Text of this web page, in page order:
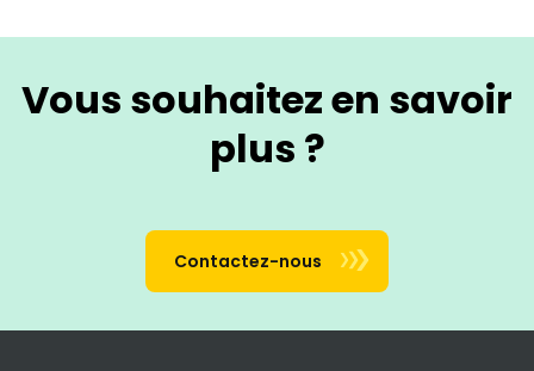
Vous souhaitez en savoir
plus ?
Contactez-nous